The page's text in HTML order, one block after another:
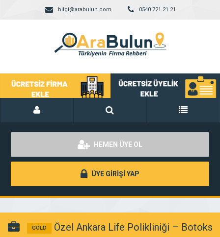
bilgi@arabulun.com 0540 721 21 21
HEMEN ÜYE OL
ÜYE GİRİŞİ YAP
GOLD Özel Ankara Life Polikliniği – Botoks